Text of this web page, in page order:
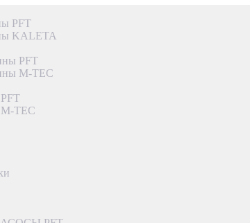
PFT
KALETA
PFT
M-TEC
TEC